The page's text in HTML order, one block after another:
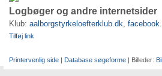
Logbøger og andre internetsider
Klub: aalborgstyrkeloefterklub.dk,
Tilføj link
Printervenlig side | Database søgeforme | Billeder: